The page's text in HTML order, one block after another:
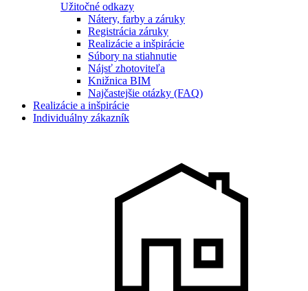
Užitočné odkazy
Nátery, farby a záruky
Registrácia záruky
Realizácie a inšpirácie
Súbory na stiahnutie
Nájsť zhotoviteľa
Knižnica BIM
Najčastejšie otázky (FAQ)
Realizácie a inšpirácie
Individuálny zákazník